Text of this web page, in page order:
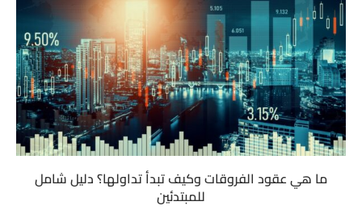
ما هي عقود الفروقات وكيف تبدأ تداولها؟ دليل شامل
للمبتدئين